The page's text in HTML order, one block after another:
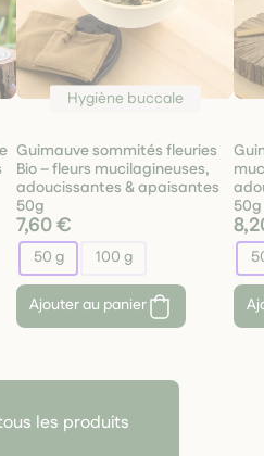
Hygiène buccale
Guimauve sommités fleuries
Bio – fleurs mucilagineuses,
adoucissantes & apaisantes
50g
7,60 €
50 g 100 g
Ajouter au panier
50g
les produits